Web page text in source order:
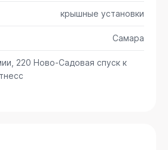
крышные установки
Самара
220 Ново-Садовая спуск к